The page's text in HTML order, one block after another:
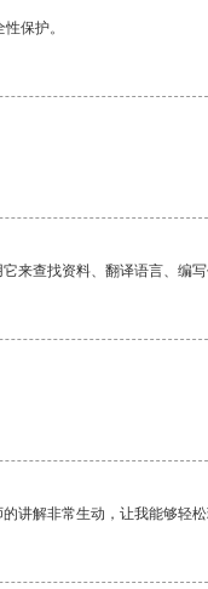
保护。
来查找资料、翻译语言、编写
讲解非常生动，让我能够轻松